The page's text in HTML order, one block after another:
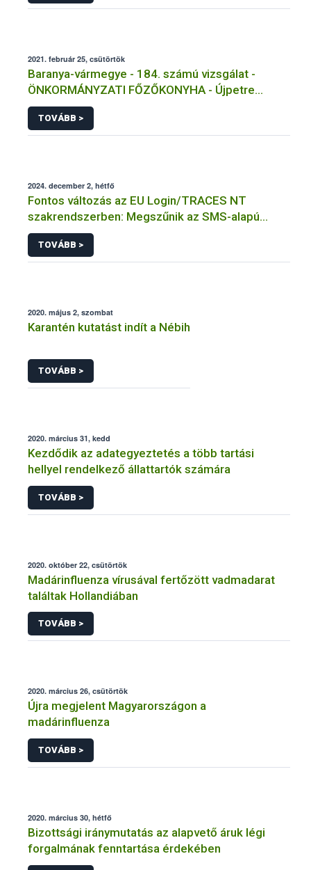
2021. február 25, csütörtök
Baranya-vármegye - 184. számú vizsgálat -
ÖNKORMÁNYZATI FŐZŐKONYHA - Újpetre
Másolat 1
TOVÁBB >
2024. december 2, hétfő
Fontos változás az EU Login/TRACES NT
szakrendszerben: Megszűnik az SMS-alapú
kétfaktoros hitelesítés!
TOVÁBB >
2020. május 2, szombat
Karantén kutatást indít a Nébih
TOVÁBB >
2020. március 31, kedd
Kezdődik az adategyeztetés a több tartási
hellyel rendelkező állattartók számára
TOVÁBB >
2020. október 22, csütörtök
Madárinfluenza vírusával fertőzött vadmadarat
találtak Hollandiában
TOVÁBB >
2020. március 26, csütörtök
Újra megjelent Magyarországon a
madárinfluenza
TOVÁBB >
2020. március 30, hétfő
Bizottsági iránymutatás az alapvető áruk légi
forgalmának fenntartása érdekében